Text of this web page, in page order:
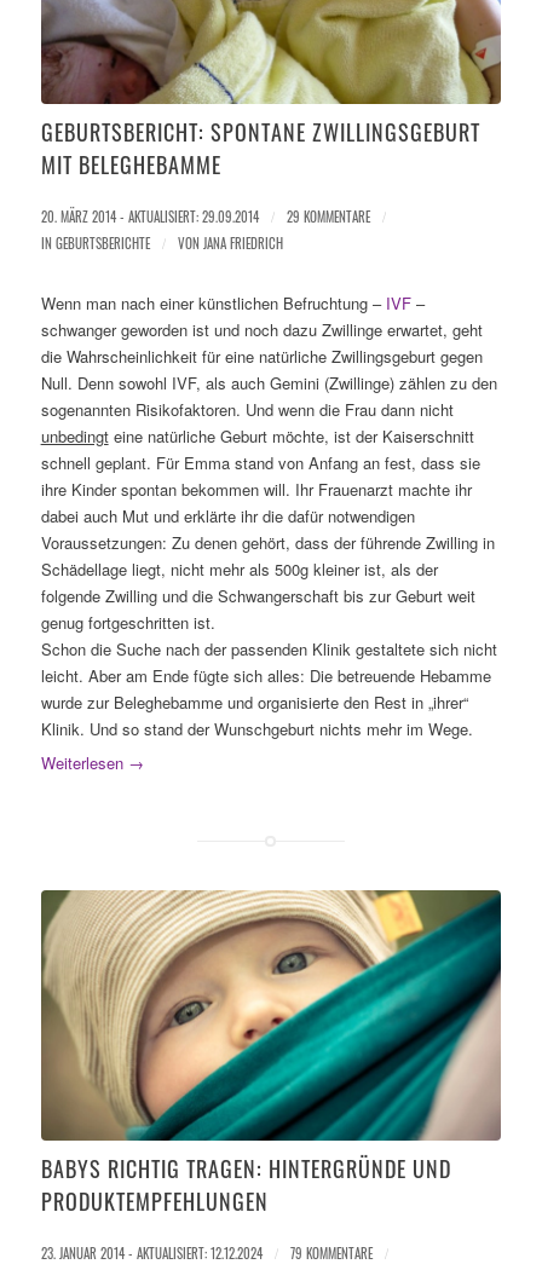
GEBURTSBERICHT: SPONTANE ZWILLINGSGEBURT
MIT BELEGHEBAMME
20. MÄRZ 2014 - AKTUALISIERT: 29.09.2014 / 29 KOMMENTARE
/
IN GEBURTSBERICHTE / VON JANA FRIEDRICH
Wenn man nach einer künstlichen Befruchtung – IVF–
schwanger geworden ist und noch dazu Zwillinge erwartet, geht
die Wahrscheinlichkeit für eine natürliche Zwillingsgeburt gegen
Null. Denn sowohl IVF, als auch Gemini (Zwillinge) zählen zu den
sogenannten Risikofaktoren. Und wenn die Frau dann nicht
unbedingteine natürliche Geburt möchte, ist der Kaiserschnitt
schnell geplant. Für Emma stand von Anfang an fest, dass sie
ihre Kinder spontan bekommen will. Ihr Frauenarzt machte ihr
dabei auch Mut und erklärte ihr die dafür notwendigen
Voraussetzungen: Zu denen gehört, dass der führende Zwilling in
Schädellage liegt, nicht mehr als 500g kleiner ist, als der
folgende Zwilling und die Schwangerschaft bis zur Geburt weit
genug fortgeschritten ist.
Schon die Suche nach der passenden Klinik gestaltete sich nicht
leicht. Aber am Ende fügte sich alles: Die betreuende Hebamme
wurde zur Beleghebamme und organisierte den Rest in „ihrer“
Klinik. Und so stand der Wunschgeburt nichts mehr im Wege.
Weiterlesen→
BABYS RICHTIG TRAGEN: HINTERGRÜNDE UND
PRODUKT­EMPFEHLUNGEN
23. JANUAR 2014 - AKTUALISIERT: 12.12.2024 / 79 KOMMENTARE
/